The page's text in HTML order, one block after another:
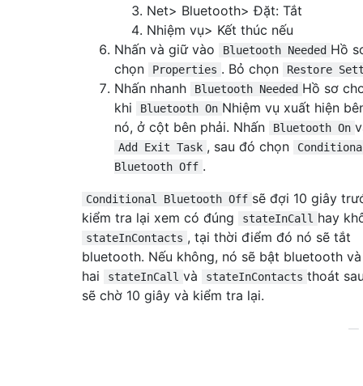
Net> Bluetooth> Đặt: Tắt
Nhiệm vụ> Kết thúc nếu
Nhấn và giữ vào
Bluetooth Needed Hồ
chọn
Properties . Bỏ chọn Restore
Nhấn nhanh Bluetooth Needed Hồ sơ
khi
Bluetooth On Nhiệm vụ xuất hiện
nó, ở cột bên phải. Nhấn
Bluetooth On
Add Exit Task , sau đó chọn
Bluetooth Off .
Conditional Bluetooth Off sẽ đợi 10 giây
kiểm tra lại xem có đúng
stateInCall hay
stateInContacts , tại thời điểm đó nó sẽ tắt
bluetooth. Nếu không, nó sẽ bật bluetooth
hai
stateInCall và stateInContacts thoát
sẽ chờ 10 giây và kiểm tra lại.
—